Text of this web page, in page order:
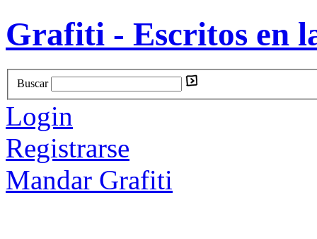
Grafiti - Escritos en
Buscar
Login
Registrarse
Mandar Grafiti